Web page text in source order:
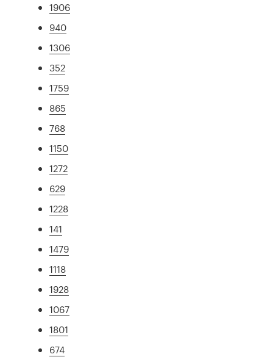
1906
940
1306
352
1759
865
768
1150
1272
629
1228
141
1479
1118
1928
1067
1801
674